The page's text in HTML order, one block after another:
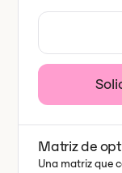
Matriz de
Una matriz que